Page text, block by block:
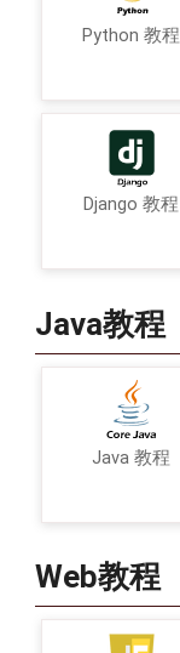
Python 教程
Django 教程
Java教程
Java 教程
Web教程